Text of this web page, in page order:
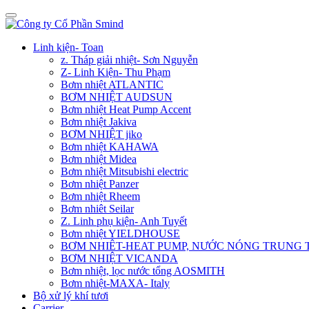
Linh kiện- Toan
z. Tháp giải nhiệt- Sơn Nguyễn
Z- Linh Kiện- Thu Phạm
Bơm nhiệt ATLANTIC
BƠM NHIỆT AUDSUN
Bơm nhiệt Heat Pump Accent
Bơm nhiệt Jakiva
BƠM NHIỆT jiko
Bơm nhiệt KAHAWA
Bơm nhiệt Midea
Bơm nhiệt Mitsubishi electric
Bơm nhiệt Panzer
Bơm nhiệt Rheem
Bơm nhiêt Seilar
Z. Linh phụ kiện- Anh Tuyết
Bơm nhiệt YIELDHOUSE
BƠM NHIÊT-HEAT PUMP, NƯỚC NÓNG TRUNG
BƠM NHIỆT VICANDA
Bơm nhiệt, lọc nước tổng AOSMITH
Bơm nhiệt-MAXA- Italy
Bộ xử lý khí tươi